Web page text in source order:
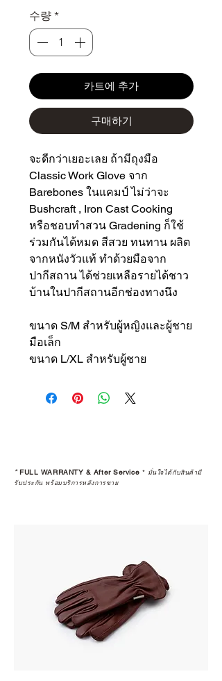
수량 *
카트에 추가
구매하기
จะดีกว่าเยอะเลย ถ้ามีถุงมือ
Classic Work Glove จาก
Barebones ในแคมป์ ไม่ว่าจะ
Bushcraft , Iron Cast Cooking
หรือชอบทำสวน Gradening ก็ใช้
ร่วมกันได้หมด สีสวย ทนทาน ผลิต
จากหนังวัวแท้ ทำด้วยมือจาก
ปากีสถาน ได้ช่วยเหลือรายได้ชาว
บ้านในปากีสถานอีกช่องทางนึง
ขนาด S/M สำหรับผู้หญิงและผู้ชาย
มือเล็ก
ขนาด L/XL สำหรับผู้ชาย
*FULL WARRANTY & After Service * มั่นใจได้กับสินค้ามี
รับประกัน พร้อมบริการหลังการขาย